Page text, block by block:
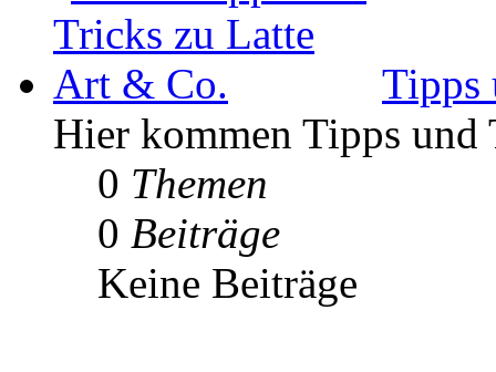
Tipps
Hier kommen Tipps
0 Themen
0 Beiträge
Keine Beiträge